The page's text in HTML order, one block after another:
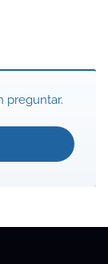
preguntar.